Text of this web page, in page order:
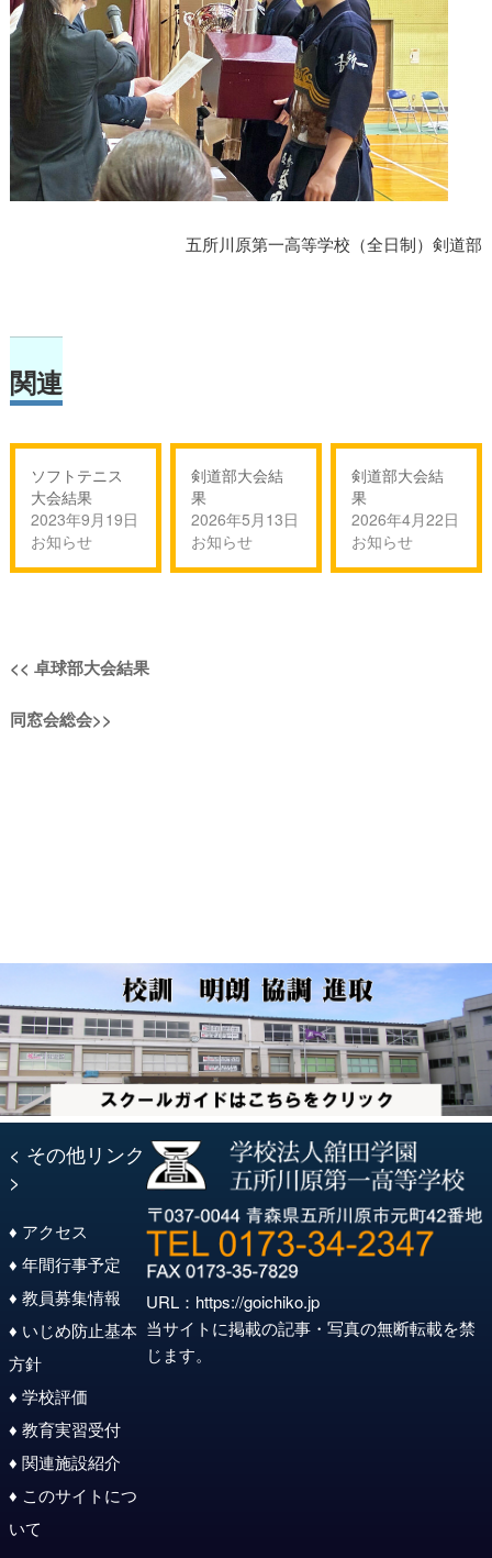
五所川原第一高等学校（全日制）剣道部
関連
ソフトテニス
大会結果
2023年9月19日
お知らせ
剣道部大会結
果
2026年5月13日
お知らせ
剣道部大会結
果
2026年4月22日
お知らせ
投
稿
ョ
ン
<< 過
の
卓球部大会結果
次
同窓会総会>>
< その他リンク
>
♦ アクセス
♦ 年間行事予定
♦ 教員募集情報
♦ いじめ防止基本
方針
♦ 学校評価
♦ 教育実習受付
♦ 関連施設紹介
♦ このサイトにつ
いて
URL： https://goichiko.jp
当サイトに掲載の記事・写真の無断転載を禁
じます。